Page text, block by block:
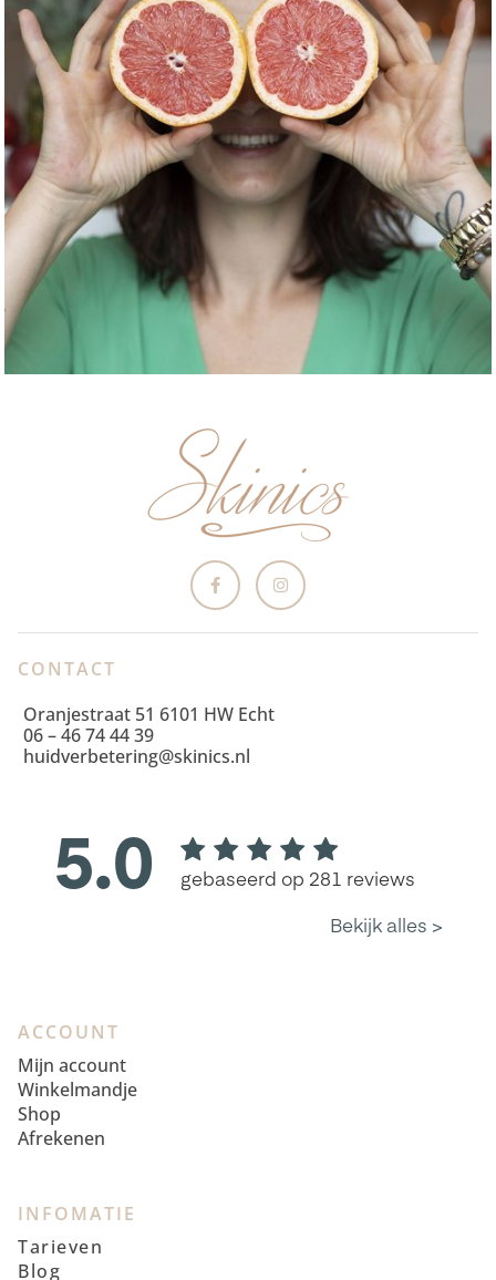
CONTACT
Oranjestraat 51 6101 HW Echt
06 – 46 74 44 39
huidverbetering@skinics.nl
ACCOUNT
Mijn account
Winkelmandje
Shop
Afrekenen
INFOMATIE
Tarieven
Blog